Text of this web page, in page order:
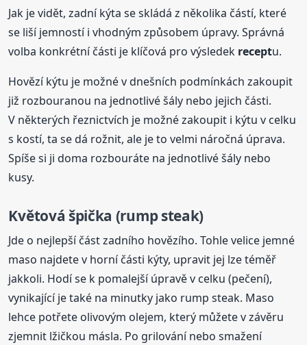
Jak je vidět, zadní kýta se skládá z několika částí, které
se liší jemností i vhodným způsobem úpravy. Správná
volba konkrétní části je klíčová pro výsledek receptu.
Hovězí kýtu je možné v dnešních podmínkách zakoupit
již rozbouranou na jednotlivé šály nebo jejich části.
V některých řeznictvích je možné zakoupit i kýtu v celku
s kostí, ta se dá rožnit, ale je to velmi náročná úprava.
Spíše si ji doma rozbouráte na jednotlivé šály nebo
kusy.
Květová špička (rump steak)
Jde o nejlepší část zadního hovězího. Tohle velice jemné
maso najdete v horní části kýty, upravit jej lze téměř
jakkoli. Hodí se k pomalejší úpravě v celku (pečení),
vynikající je také na minutky jako rump steak. Maso
lehce potřete olivovým olejem, který můžete v závěru
zjemnit lžičkou másla. Po grilování nebo smažení